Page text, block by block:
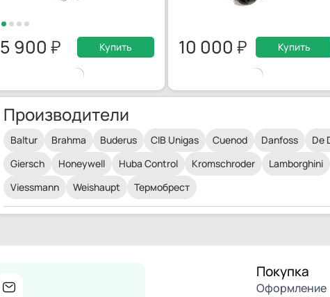
5 900 Купить 10 000 Купить
Производители
Baltur Brahma Buderus CIB Unigas Cuenod Danfoss De
Giersch
Honeywell Huba Control Kromschroder Lamborghini
Viessmann
Weishaupt Термобрест
Покупка
Оформление